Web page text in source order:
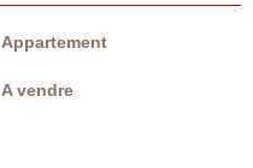
Appartement
A vendre